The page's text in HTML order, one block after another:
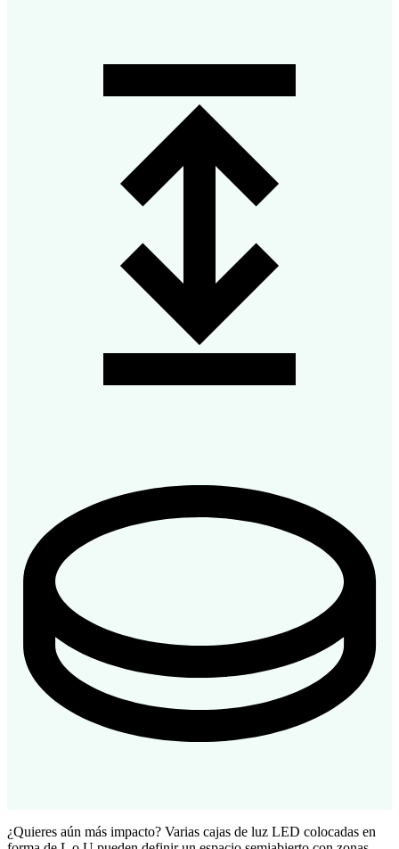
¿Quieres aún más impacto? Varias cajas de luz LED colocadas en